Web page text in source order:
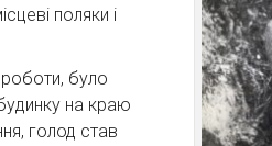
поляки і
роботи, було
на краю
голод став